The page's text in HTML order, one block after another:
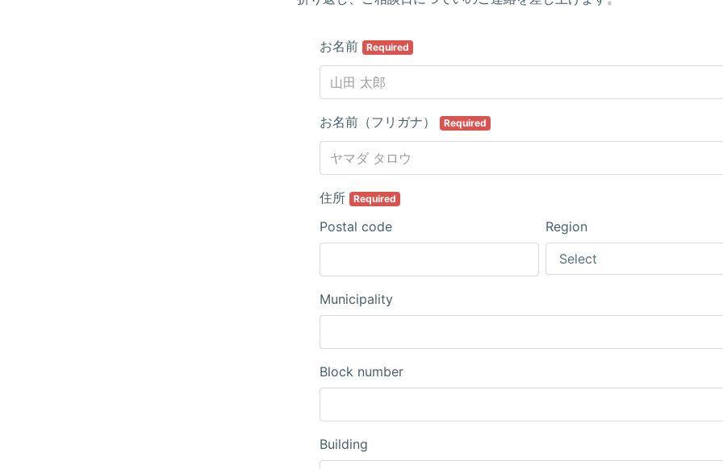
お名前 Required
お名前（フリガナ） Required
住所 Required
Postal code Region
Municipality
Block number
Building